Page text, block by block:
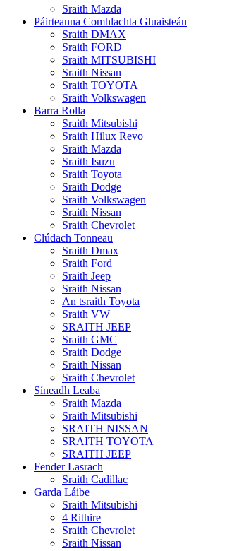
Sraith Mazda
Páirteanna Comhlachta Gluaisteán
Sraith DMAX
Sraith FORD
Sraith MITSUBISHI
Sraith Nissan
Sraith TOYOTA
Sraith Volkswagen
Barra Rolla
Sraith Mitsubishi
Sraith Hilux Revo
Sraith Mazda
Sraith Isuzu
Sraith Toyota
Sraith Dodge
Sraith Volkswagen
Sraith Nissan
Sraith Chevrolet
Clúdach Tonneau
Sraith Dmax
Sraith Ford
Sraith Jeep
Sraith Nissan
An tsraith Toyota
Sraith VW
SRAITH JEEP
Sraith GMC
Sraith Dodge
Sraith Nissan
Sraith Chevrolet
Síneadh Leaba
Sraith Mazda
Sraith Mitsubishi
SRAITH NISSAN
SRAITH TOYOTA
SRAITH JEEP
Fender Lasrach
Sraith Cadillac
Garda Láibe
Sraith Mitsubishi
4 Rithire
Sraith Chevrolet
Sraith Nissan